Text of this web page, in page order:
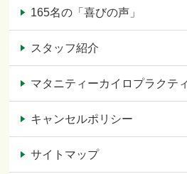
165名の「喜びの声」
スタッフ紹介
マタニティーカイロプラクテ
キャンセルポリシー
サイトマップ